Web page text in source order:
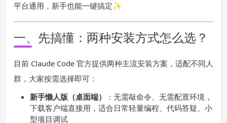
平台通用，新手也能一键搞定✨
一、先搞懂：两种安装方式怎么选？
目前 Claude Code 官方提供两种主流安装方案，适配不同人
群，大家按需选择即可：
新手懒人版（桌面端）
：无需敲命令、无需配置环境，
下载客户端直接用，适合日常轻量编程、代码答疑、小
型项目调试